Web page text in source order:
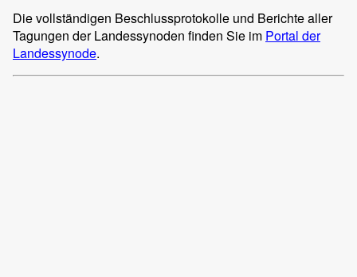
Die vollständigen Beschlussprotokolle und Berichte aller
Tagungen der Landessynoden finden Sie im Portal der
Landessynode.